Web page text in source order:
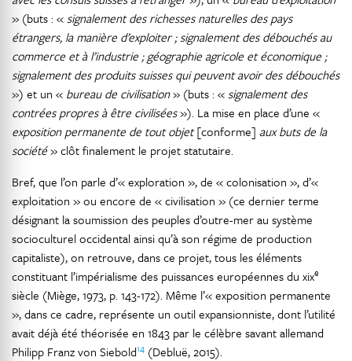
» (buts : «signalement des richesses naturelles des pays
étrangers, la manière d’exploiter ; signalement des débouchés au
commerce et à l’industrie ; géographie agricole et économique ;
signalement des produits suisses qui peuvent avoir des débouchés
») et un « bureau de civilisation» (buts : «signalement des
contrées propres à être civilisées»). La mise en place d’une «
exposition permanente de tout objet[conforme] aux buts de la
société» clôt finalement le projet statutaire.
Bref, que l’on parle d’« exploration », de « colonisation », d’«
exploitation » ou encore de « civilisation » (ce dernier terme
désignant la soumission des peuples d’outre-mer au système
socioculturel occidental ainsi qu’à son régime de production
capitaliste), on retrouve, dans ce projet, tous les éléments
constituant l’impérialisme des puissances européennes du xixe
siècle (Miège, 1973, p. 143-172). Même l’« exposition permanente
», dans ce cadre, représente un outil expansionniste, dont l’utilité
avait déjà été théorisée en 1843 par le célèbre savant allemand
Philipp Franz von Siebold14 (Debluë, 2015).